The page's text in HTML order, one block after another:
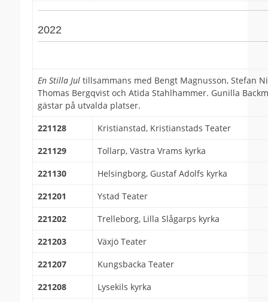
2022
En Stilla Jul tillsammans med Bengt Magnusson, Stefan
Thomas Bergqvist och Atida Stahlhammer. Gunilla
gästar på utvalda platser.
221128
Kristianstad, Kristianstads Teater
221129
Tollarp, Västra Vrams kyrka
221130
Helsingborg, Gustaf Adolfs kyrka
221201
Ystad Teater
221202
Trelleborg, Lilla Slågarps kyrka
221203
Växjö Teater
221207
Kungsbacka Teater
221208
Lysekils kyrka